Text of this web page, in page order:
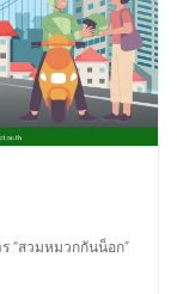
“สวมหมวกกันน็อก”